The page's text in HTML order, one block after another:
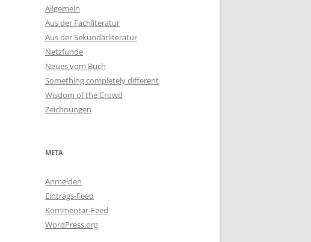
Allgemein
Aus der Fachliteratur
Aus der Sekundärliteratur
Netzfunde
Neues vom Buch
Something completely different
Wisdom of the Crowd
Zeichnungen
META
Anmelden
Eintrags-Feed
Kommentar-Feed
WordPress.org